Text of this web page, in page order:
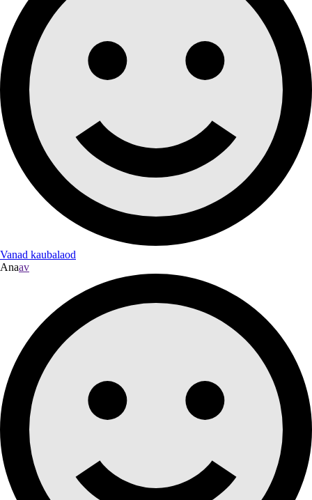
Vanad kaubalaod
Anaav